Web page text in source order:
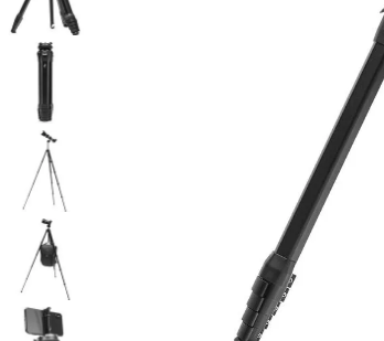
canon sx740 hs
card memorie
dji mic mini
dji osmo pocket 4